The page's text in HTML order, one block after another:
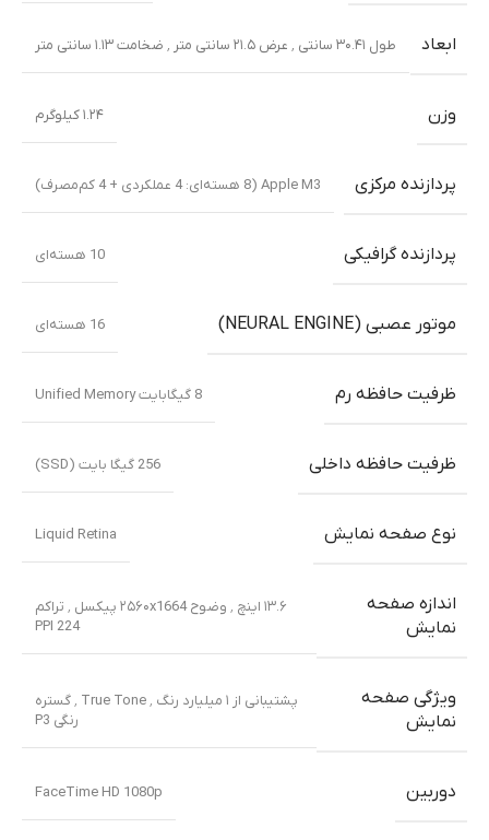
ابعاد طول ۳۰.۴۱ سانتی ٬ عرض ۲۱.۵ سانتی متر ٬ ضخامت ۱.۱۳ سانتی متر
وزن ۱.۲۴ کیلوگرم
پردازنده مرکزی Apple M3 (8 هسته‌ای: 4 عملکردی + 4 کم‌مصرف)
پردازنده گرافیکی 10 هسته‌ای
موتور عصبی (NEURAL ENGINE) 16 هسته‌ای
ظرفیت حافظه رم 8 گیگابایت Unified Memory
ظرفیت حافظه داخلی 256 گیگا بایت (SSD)
نوع صفحه نمایش Liquid Retina
اندازه صفحه
نمایش
۱۳.۶ اینچ ٬ وضوح ۲۵۶۰x1664 پیکسل ٬ تراکم
PPI 224
ویژگی صفحه
نمایش
پشتیبانی از ۱ میلیارد رنگ ٬ True Tone ٬ گستره
رنگی P3
دوربین FaceTime HD 1080p